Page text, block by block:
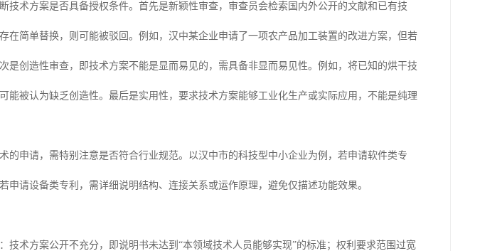
技术方案是否具备授权条件。首先是新颖性审查，审查员会检索国内外公开的文献和已有技
在简单替换，则可能被驳回。例如，汉中某企业申请了一项农产品加工装置的改进方案，但若
是创造性审查，即技术方案不能是显而易见的，需具备非显而易见性。例如，将已知的烘干技
能被认为缺乏创造性。最后是实用性，要求技术方案能够工业化生产或实际应用，不能是纯理
的申请，需特别注意是否符合行业规范。以汉中市的科技型中小企业为例，若申请软件类专
申请设备类专利，需详细说明结构、连接关系或运作原理，避免仅描述功能效果。
技术方案公开不充分，即说明书未达到“本领域技术人员能够实现”的标准；权利要求范围过宽